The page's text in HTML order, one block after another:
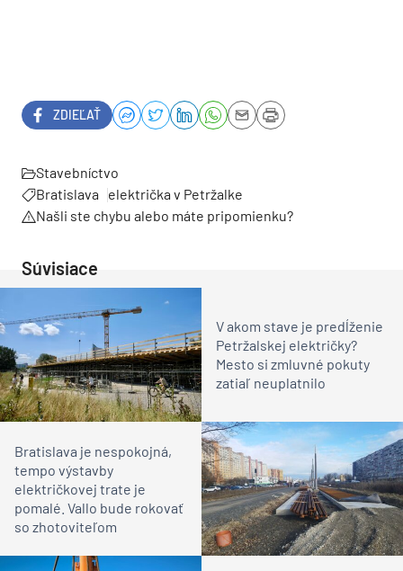
ZDIEĽAŤ
Stavebníctvo
Bratislava
električka v Petržalke
Našli ste chybu alebo máte pripomienku?
Súvisiace
V akom stave je predĺženie
Petržalskej električky?
Mesto si zmluvné pokuty
zatiaľ neuplatnilo
Bratislava je nespokojná,
tempo výstavby
električkovej trate je
pomalé. Vallo bude rokovať
so zhotoviteľom